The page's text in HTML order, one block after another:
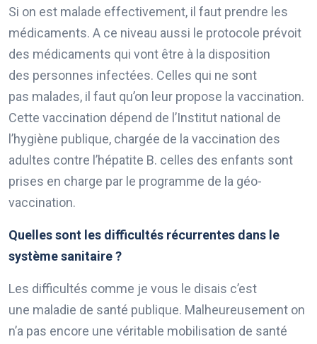
Si on est malade effectivement, il faut prendre les
médicaments. A ce niveau aussi le protocole prévoit
des médicaments qui vont être à la disposition
des personnes infectées. Celles qui ne sont
pas malades, il faut qu’on leur propose la vaccination.
Cette vaccination dépend de l’Institut national de
l’hygiène publique, chargée de la vaccination des
adultes contre l’hépatite B. celles des enfants sont
prises en charge par le programme de la géo-
vaccination.
Quelles sont les difficultés récurrentes dans le
système sanitaire ?
Les difficultés comme je vous le disais c’est
une maladie de santé publique. Malheureusement on
n’a pas encore une véritable mobilisation de santé